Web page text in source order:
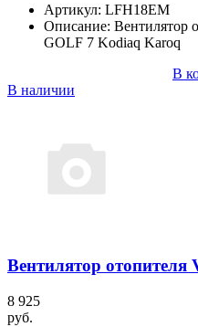
Артикул: LFH18EM
Описание: Вентилятор
GOLF 7 Kodiaq Karoq
В
В наличии
Вентилятор
8 925
руб.